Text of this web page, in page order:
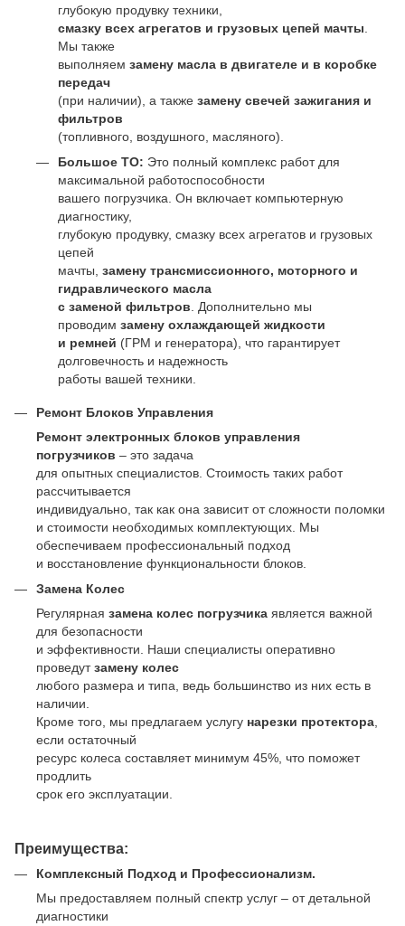
глубокую продувку техники,
смазку всех агрегатов и грузовых цепей мачты
Мы также
выполняем замену масла в двигателе и в коробке
передач
(при наличии), а также замену свечей зажигания и
фильтров
(топливного, воздушного, масляного).
Большое ТО: Это полный комплекс работ для
максимальной работоспособности
вашего погрузчика. Он включает компьютерную
диагностику,
глубокую продувку, смазку всех агрегатов и грузовых
цепей
мачты, замену трансмиссионного, моторного и
гидравлического масла
с заменой фильтров . Дополнительно мы
проводим замену охлаждающей жидкости
и ремней (ГРМ и генератора), что гарантирует
долговечность и надежность
работы вашей техники.
Ремонт Блоков Управления
Ремонт электронных блоков управления
погрузчиков – это задача
для опытных специалистов. Стоимость таких работ
рассчитывается
индивидуально, так как она зависит от сложности поломки
и стоимости необходимых комплектующих. Мы
обеспечиваем профессиональный подход
и восстановление функциональности блоков.
Замена Колес
Регулярная замена колес погрузчика является важной
для безопасности
и эффективности. Наши специалисты оперативно
проведутзамену колес
любого размера и типа, ведь большинство из них есть в
наличии.
Кроме того, мы предлагаем услугу нарезки протектора,
если остаточный
ресурс колеса составляет минимум 45%, что поможет
продлить
срок его эксплуатации.
Преимущества:
Комплексный Подход и Профессионализм.
Мы предоставляем полный спектр услуг – от детальной
диагностики